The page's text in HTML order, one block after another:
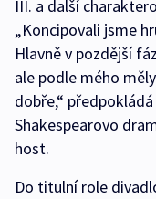
III. a další
„Koncipovali jsme
Hlavně v pozdější
ale podle mého
dobře,“
Shakespearovo
host.
Do titulní role